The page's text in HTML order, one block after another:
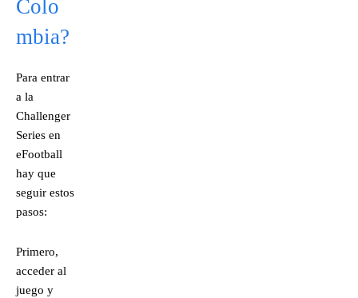
Colo
mbia?
Para entrar
a la
Challenger
Series en
eFootball
hay que
seguir estos
pasos:
Primero,
acceder al
juego y